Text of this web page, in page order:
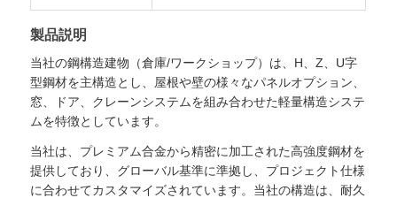
家
製品
製品説明
当社の鋼構造建物（倉庫/ワークショップ）は、H、Z、U字
型鋼材を主構造とし、屋根や壁の様々なパネルオプション、
窓、ドア、クレーンシステムを組み合わせた軽量構造システ
ムを特徴としています。
当社は、プレミアム合金から精密に加工された高強度鋼材を
提供しており、グローバル基準に準拠し、プロジェクト仕様
に合わせてカスタマイズされています。当社の構造は、耐久